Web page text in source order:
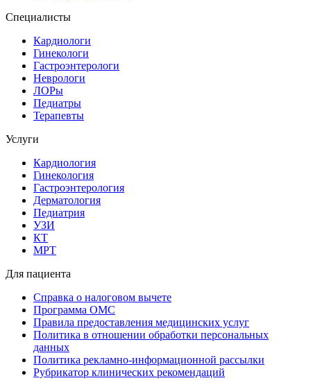
Специалисты
Кардиологи
Гинекологи
Гастроэнтерологи
Неврологи
ЛОРы
Педиатры
Терапевты
Услуги
Кардиология
Гинекология
Гастроэнтерология
Дерматология
Педиатрия
УЗИ
КТ
МРТ
Для пациента
Справка о налоговом вычете
Программа ОМС
Правила предоставления медицинских услуг
Политика в отношении обработки персональных
данных
Политика рекламно-информационной рассылки
Рубрикатор клинических рекомендаций